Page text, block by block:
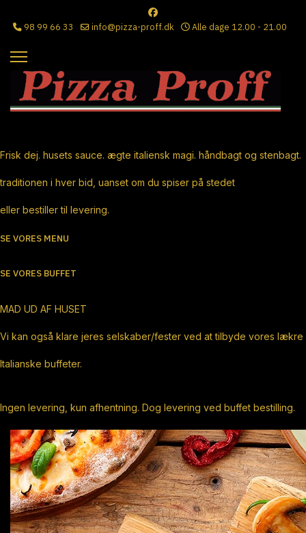
98 99 66 33 info@pizza-proff.dk Alle dage 12.00 - 21.00
Frisk dej. husets sauce. ægte italiensk magi. håndbagt og stenbagt.
traditionen i hver bid, uanset om du spiser på stedet
eller bestiller til levering.
SE VORES MENU
SE VORES BUFFET
MAD UD AF HUSET
Vi kan også klare jeres selskaber/fester ved at tilbyde vores lækre
Italianske buffeter.
Ingen levering, kun afhentning. Dog levering ved buffet bestilling.